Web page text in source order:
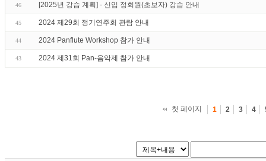
46 [2025년 강습 계획] - 신입 정회원(초보자) 강습 안내
45 2024 제29회 정기연주회 관람 안내
44 2024 Panflute Workshop 참가 안내
43 2024 제31회 Pan-음악제 참가 안내
첫 페이지 1 2 3 4